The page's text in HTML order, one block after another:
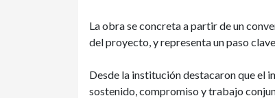
La obra se concreta a partir de un
del proyecto, y representa un paso
Desde la institución destacaron que el
sostenido, compromiso y trabajo